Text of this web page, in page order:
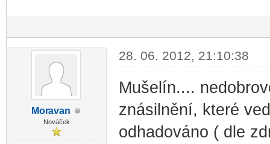
Moravan
Nováček
28. 06. 2012, 21:10:38
Mušelín....
znásilnění, které
odhadováno ( dle